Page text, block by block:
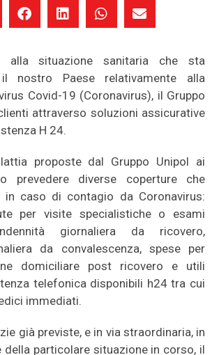
alla situazione sanitaria che sta
il nostro Paese relativamente alla
Covid-19 (Coronavirus), il Gruppo
attraverso soluzioni assicurative
H 24.
proposte dal Gruppo Unipol ai
prevedere diverse coperture che
in caso di contagio da Coronavirus:
per visite specialistiche o esami
giornaliera da ricovero,
da convalescenza, spese per
domiciliare post ricovero e utili
telefonica disponibili h24 tra cui
immediati.
già previste, e in via straordinaria, in
della particolare situazione in corso, il